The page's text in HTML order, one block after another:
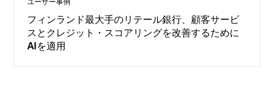
フィンランド最大手のリテール銀行、顧客サービ
スとクレジット・スコアリングを改善するために
AIを適用